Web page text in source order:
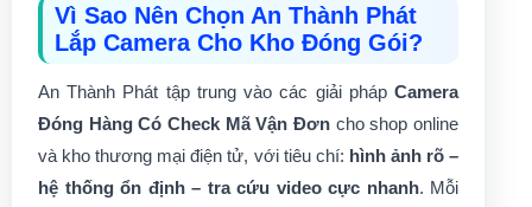
Vì Sao Nên Chọn An Thành Phát
Lắp Camera Cho Kho Đóng Gói?
An Thành Phát tập trung vào các giải pháp Camera
Đóng Hàng Có Check Mã Vận Đơn cho shop online
và kho thương mại điện tử, với tiêu chí: hình ảnh rõ –
hệ thống ổn định – tra cứu video cực nhanh. Mỗi